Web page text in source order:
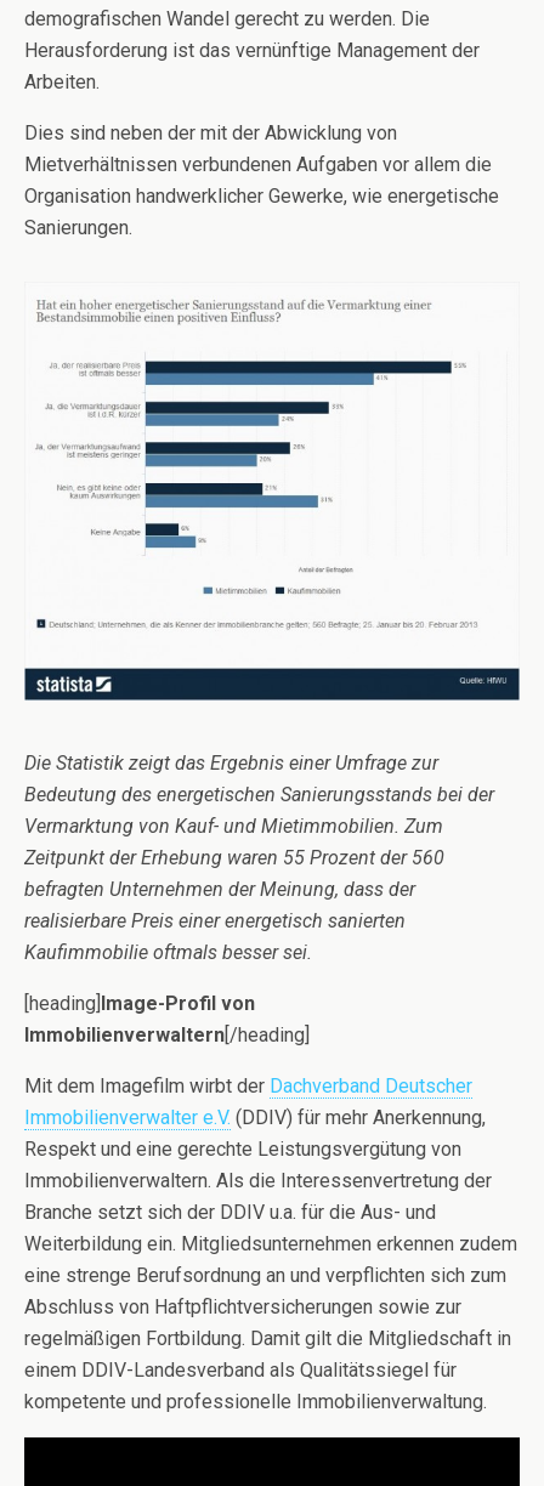
demografischen Wandel gerecht zu werden. Die
Herausforderung ist das vernünftige Management der
Arbeiten.
Dies sind neben der mit der Abwicklung von
Mietverhältnissen verbundenen Aufgaben vor allem die
Organisation handwerklicher Gewerke, wie energetische
Sanierungen.
Die Statistik zeigt das Ergebnis einer Umfrage zur
Bedeutung des energetischen Sanierungsstands bei der
Vermarktung von Kauf- und Mietimmobilien. Zum
Zeitpunkt der Erhebung waren 55 Prozent der 560
befragten Unternehmen der Meinung, dass der
realisierbare Preis einer energetisch sanierten
Kaufimmobilie oftmals besser sei.
[heading]Image-Profil von
Immobilienverwaltern[/heading]
Mit dem Imagefilm wirbt der Dachverband Deutscher
Immobilienverwalter e.V. (DDIV) für mehr Anerkennung,
Respekt und eine gerechte Leistungsvergütung von
Immobilienverwaltern. Als die Interessenvertretung der
Branche setzt sich der DDIV u.a. für die Aus- und
Weiterbildung ein. Mitgliedsunternehmen erkennen zudem
eine strenge Berufsordnung an und verpflichten sich zum
Abschluss von Haftpflichtversicherungen sowie zur
regelmäßigen Fortbildung. Damit gilt die Mitgliedschaft in
einem DDIV-Landesverband als Qualitätssiegel für
kompetente und professionelle Immobilienverwaltung.